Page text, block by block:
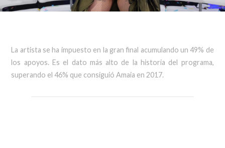
La artista se ha impuesto en la gran final acumulando un 49% de
los apoyos. Es el dato más alto de la historia del programa,
superando el 46% que consiguió Amaia en 2017.